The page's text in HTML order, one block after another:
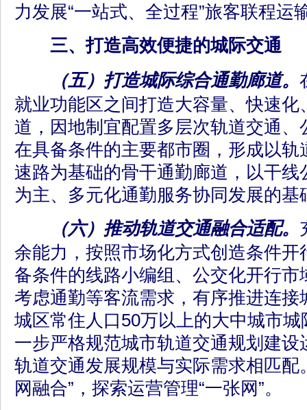
力发展“一站式、全过程”旅客联程运
三、打造高效便捷的城际交通
（五）打造城际综合通勤廊道。
就业功能区之间打造大容量、快速化
道，因地制宜配置多层次轨道交通、
在具备条件的主要都市圈，形成以轨
速路为基础的骨干通勤廊道，以干线
为主、多元化通勤服务协同发展的基
（六）推动轨道交通融合适配。
余能力，按照市场化方式创造条件开
备条件的线路小编组、公交化开行
考虑通勤等客流需求，有序推进连接
城区常住人口50万以上的大中城市
一步严格规范城市轨道交通规划建
轨道交通发展规模与实际需求相匹配
网融合”，探索运营管理“一张网”。